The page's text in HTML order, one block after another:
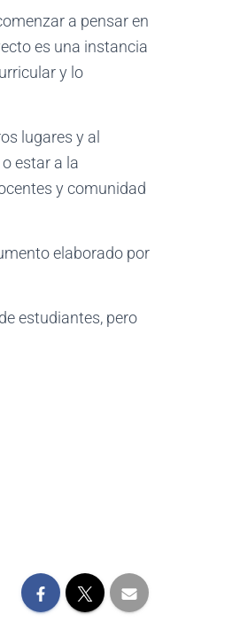
a pensar en
es una instancia
y lo
lugares y al
estar a la
y comunidad
elaborado por
estudiantes, pero